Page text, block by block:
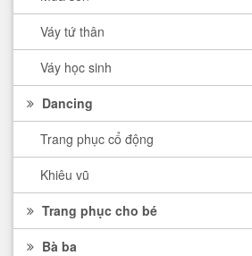
Váy tứ thân
Váy học sinh
Dancing
Trang phục cổ động
Khiêu vũ
Trang phục cho bé
Bà ba